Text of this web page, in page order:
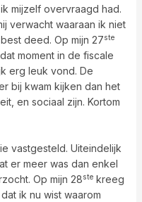
mijzelf overvraagd had.
verwacht waaraan ik niet
deed. Op mijn 27ste
moment in de fiscale
erg leuk vond. De
bij kwam kijken dan het
en sociaal zijn. Kortom
vastgesteld. Uiteindelijk
er meer was dan enkel
Op mijn 28stekreeg
ik nu wist waarom